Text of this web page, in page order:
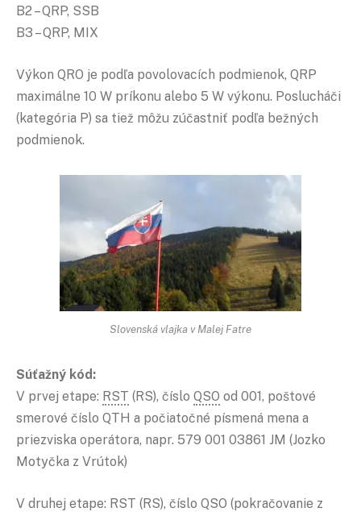
B2 – QRP, SSB
B3 – QRP, MIX
Výkon QRO je podľa povolovacích podmienok, QRP
maximálne 10 W príkonu alebo 5 W výkonu. Poslucháči
(kategória P) sa tiež môžu zúčastniť podľa bežných
podmienok.
Slovenská vlajka v Malej Fatre
Súťažný kód:
V prvej etape: RST (RS), číslo QSO od 001, poštové
smerové číslo QTH a počiatočné písmená mena a
priezviska operátora, napr. 579 001 03861 JM (Jozko
Motyčka z Vrútok)
V druhej etape: RST (RS), číslo QSO (pokračovanie z